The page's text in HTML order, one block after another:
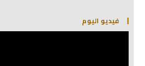
فيديو اليوم
مشغل